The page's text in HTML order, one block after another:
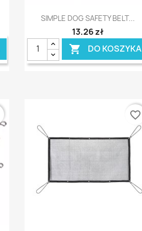
Szybki podgląd
SIMPLE DOG SAFETY BELT...
13,26 zł
 DO KOSZYKA
favorite_border